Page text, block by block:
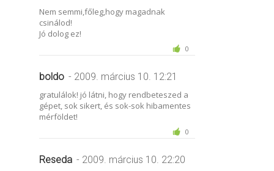
Nem semmi,főleg,hogy magadnak
csinálod!
Jó dolog ez!
0
boldo - 2009. március 10. 12:21
gratulálok! jó látni, hogy rendbeteszed a
gépet, sok sikert, és sok-sok hibamentes
mérföldet!
0
Reseda - 2009. március 10. 22:20